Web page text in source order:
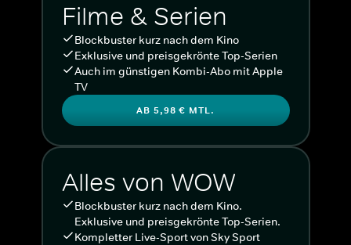
Filme & Serien
Blockbuster kurz nach dem Kino
Exklusive und preisgekrönte Top-Serien
Auch im günstigen Kombi-Abo mit Apple
TV
AB 5,98 € MTL.
Alles von WOW
Blockbuster kurz nach dem Kino.
Exklusive und preisgekrönte Top-Serien.
Kompletter Live-Sport von Sky Sport